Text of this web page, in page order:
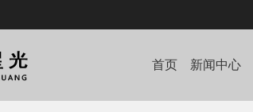
首页 新闻中心